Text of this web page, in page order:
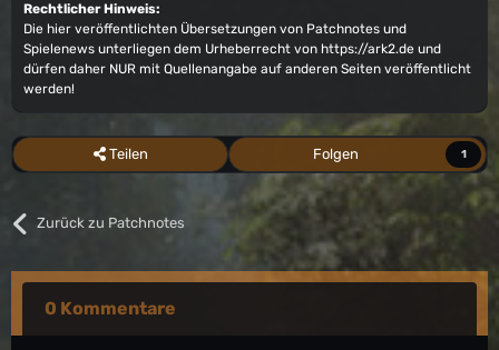
Rechtlicher Hinweis:
Die hier veröffentlichten Übersetzungen von Patchnotes und
Spielenews unterliegen dem Urheberrecht von https://ark2.de und
dürfen daher NUR mit Quellenangabe auf anderen Seiten veröffentlicht
werden!
Teilen Folgen 1
Zurück zu Patchnotes
0 Kommentare